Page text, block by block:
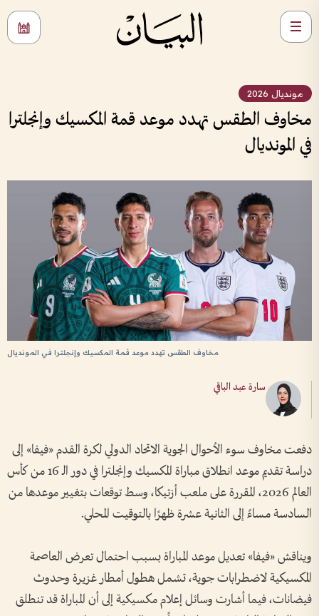
مونديال 2026
مخاوف الطقس تهدد موعد قمة المكسيك وإنجلترا
في المونديال
مخاوف الطقس تهدد موعد قمة المكسيك وإنجلترا في المونديال
سارة عبد الباقي
دفعت مخاوف سوء الأحوال الجوية الاتحاد الدولي لكرة القدم «فيفا» إلى
دراسة تقديم موعد انطلاق مباراة المكسيك وإنجلترا في دور الـ 16 من كأس
العالم 2026، المقررة على ملعب أزتيكا، وسط توقعات بتغيير موعدها من
السادسة مساءً إلى الثانية عشرة ظهرًا بالتوقيت المحلي.
ويناقش «فيفا» تعديل موعد المباراة بسبب احتمال تعرض العاصمة
المكسيكية لاضطرابات جوية، تشمل هطول أمطار غزيرة وحدوث
فيضانات، فيما أشارت وسائل إعلام مكسيكية إلى أن المباراة قد تنطلق